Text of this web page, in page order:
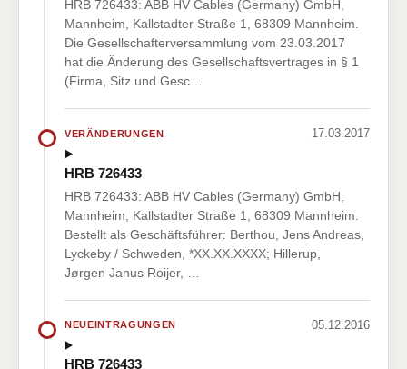
HRB 726433: ABB HV Cables (Germany) GmbH,
Mannheim, Kallstadter Straße 1, 68309 Mannheim.
Die Gesellschafterversammlung vom 23.03.2017
hat die Änderung des Gesellschaftsvertrages in § 1
(Firma, Sitz und Gesc…
VERÄNDERUNGEN 17.03.2017
HRB 726433
HRB 726433: ABB HV Cables (Germany) GmbH,
Mannheim, Kallstadter Straße 1, 68309 Mannheim.
Bestellt als Geschäftsführer: Berthou, Jens Andreas,
Lyckeby / Schweden, *XX.XX.XXXX; Hillerup,
Jørgen Janus Roijer, …
NEUEINTRAGUNGEN 05.12.2016
HRB 726433